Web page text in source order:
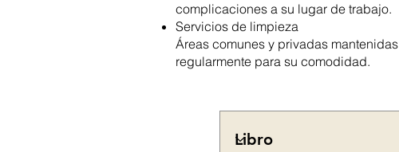
complicaciones a su lugar de trabajo.
Servicios de limpieza
Áreas comunes y privadas mantenidas
regularmente para su comodidad.